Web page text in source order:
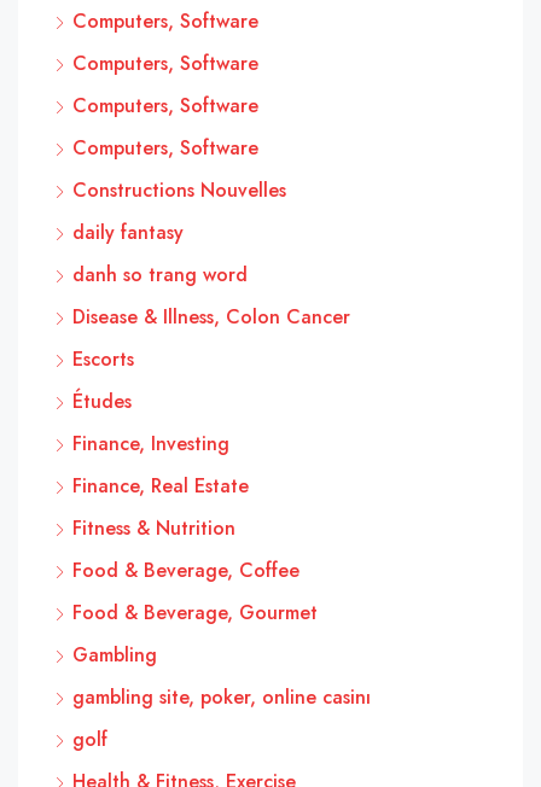
Computers, Software
Computers, Software
Computers, Software
Computers, Software
Constructions Nouvelles
daily fantasy
danh so trang word
Disease & Illness, Colon Cancer
Escorts
Études
Finance, Investing
Finance, Real Estate
Fitness & Nutrition
Food & Beverage, Coffee
Food & Beverage, Gourmet
Gambling
gambling site, poker, online casinı
golf
Health & Fitness, Exercise